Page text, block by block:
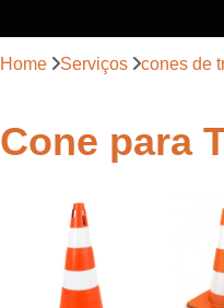
Home Serviços cones de
Cone para